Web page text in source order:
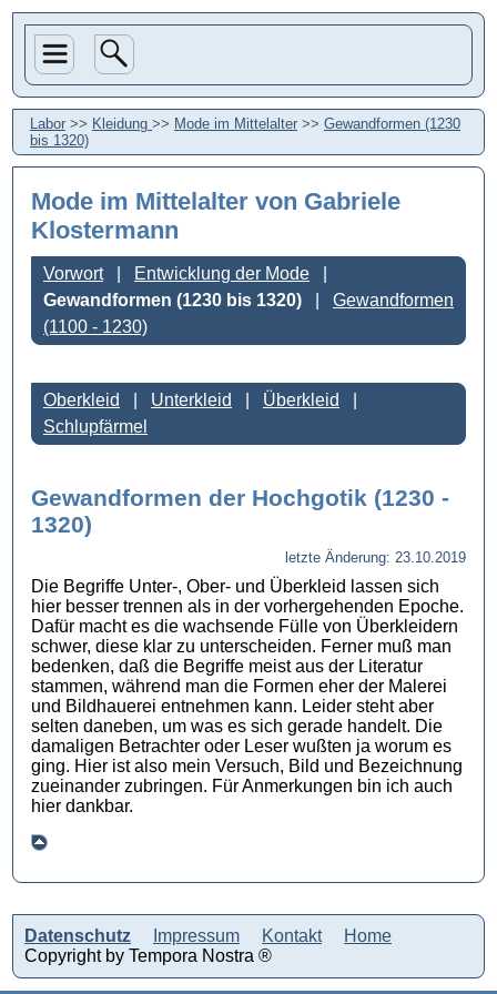
Labor >> Kleidung >> Mode im Mittelalter >> Gewandformen (1230
bis 1320)
Mode im Mittelalter von Gabriele
Klostermann
Vorwort
Entwicklung der Mode
Gewandformen (1230 bis 1320)
Gewandformen
(1100 - 1230)
Oberkleid Unterkleid
Überkleid
Schlupfärmel
Gewandformen der Hochgotik (1230 -
1320)
letzte Änderung: 23.10.2019
Die Begriffe Unter-, Ober- und Überkleid lassen sich
hier besser trennen als in der vorhergehenden Epoche.
Dafür macht es die wachsende Fülle von Überkleidern
schwer, diese klar zu unterscheiden. Ferner muß man
bedenken, daß die Begriffe meist aus der Literatur
stammen, während man die Formen eher der Malerei
und Bildhauerei entnehmen kann. Leider steht aber
selten daneben, um was es sich gerade handelt. Die
damaligen Betrachter oder Leser wußten ja worum es
ging. Hier ist also mein Versuch, Bild und Bezeichnung
zueinander zubringen. Für Anmerkungen bin ich auch
hier dankbar.
Datenschutz Impressum Kontakt
Home
Copyright by Tempora Nostra ®